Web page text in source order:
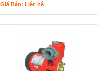
Giá Bán: Liên hệ